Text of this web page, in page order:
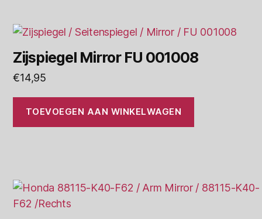
Zijspiegel Mirror FU 001008
€14,95
TOEVOEGEN AAN WINKELWAGEN